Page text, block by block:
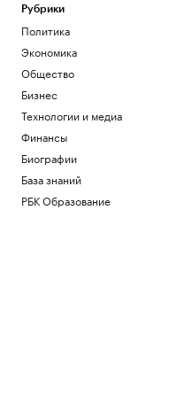
Рубрики
Политика
Экономика
Общество
Бизнес
Технологии и медиа
Финансы
Биографии
База знаний
РБК Образование